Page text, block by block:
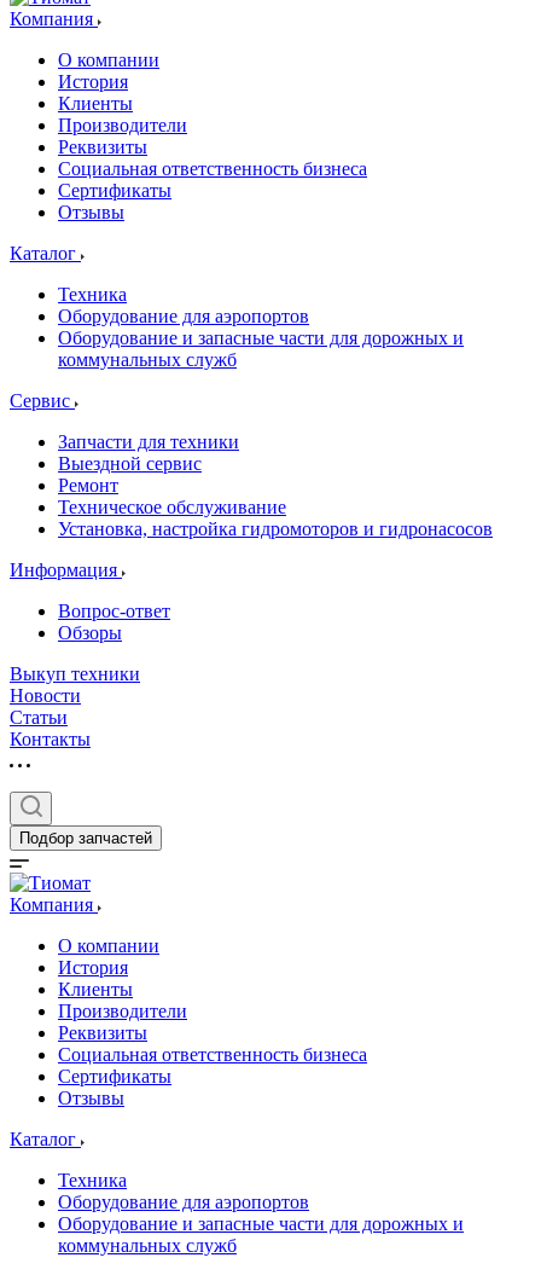
Компания
О компании
История
Клиенты
Производители
Реквизиты
Социальная ответственность бизнеса
Сертификаты
Отзывы
Каталог
Техника
Оборудование для аэропортов
Оборудование и запасные части для дорожных и
коммунальных служб
Сервис
Запчасти для техники
Выездной сервис
Ремонт
Техническое обслуживание
Установка, настройка гидромоторов и гидронасосов
Информация
Вопрос-ответ
Обзоры
Выкуп техники
Новости
Статьи
Контакты
Подбор запчастей
Компания
О компании
История
Клиенты
Производители
Реквизиты
Социальная ответственность бизнеса
Сертификаты
Отзывы
Каталог
Техника
Оборудование для аэропортов
Оборудование и запасные части для дорожных и
коммунальных служб